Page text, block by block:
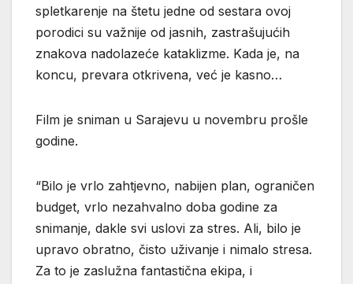
spletkarenje na štetu jedne od sestara ovoj
porodici su važnije od jasnih, zastrašujućih
znakova nadolazeće kataklizme. Kada je, na
koncu, prevara otkrivena, već je kasno…
Film je sniman u Sarajevu u novembru prošle
godine.
“Bilo je vrlo zahtjevno, nabijen plan, ograničen
budget, vrlo nezahvalno doba godine za
snimanje, dakle svi uslovi za stres. Ali, bilo je
upravo obratno, čisto uživanje i nimalo stresa.
Za to je zaslužna fantastična ekipa, i